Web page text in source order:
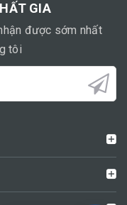
GIA
được sớm nhất
tôi